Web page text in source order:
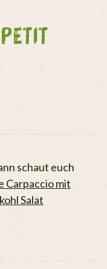
schaut euch
Carpaccio mit
Salat